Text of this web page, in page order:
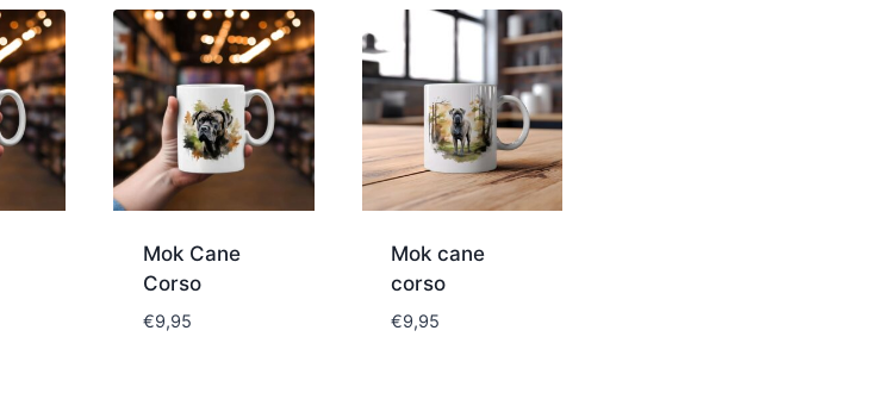
Mok Cane
Corso
€9,95
Mok cane
corso
€9,95